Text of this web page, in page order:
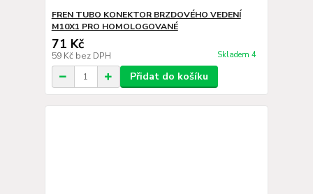
FREN TUBO KONEKTOR BRZDOVÉHO VEDENÍ
M10X1 PRO HOMOLOGOVANÉ
71 Kč
59 Kč bez DPH Skladem 4
Přidat do košíku